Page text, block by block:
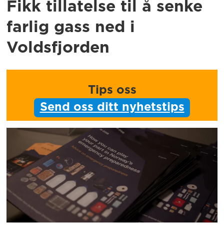
Fikk tillatelse til å senke
farlig gass ned i
Voldsfjorden
Tips oss
Send oss ditt nyhetstips